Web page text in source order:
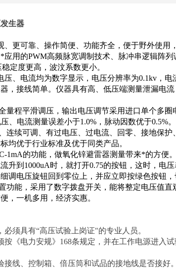
生器
、更可靠、操作简便、功能齐全，便于野外使用
应用的PWM高频脉宽调制技术、脉冲串逻辑阵
定度更高，波汶系数更小。
压、电流均为数字显示，电压分辨率为0.1kv，
，接线简单。仪器具有高、低压端测量泄漏电
量程平滑调压，输出电压调节采用进口单个多
、电流测量误差小于1.0%，脉动因数优于0.5%。
连续可调、有过电压、过电流、回零、接地保
均优于行业标准及优于同类产品。
1mA的功能，做氧化锌避雷器测量带来*的方便
升到1000uA时，就打开0.75的按钮，这时，电
调电压旋钮回到零位上，并应立即按绿色按钮
功能，采用了数字拨盘开关，能将整定电压值
，一机多用，经济实惠。
须具有“高压试验上岗证"的专业人员。
按《电力安规》168条规定，并在工作电源进入
接线、控制箱、倍压筒和试品的接地线是否接好